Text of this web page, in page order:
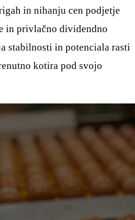
in nihanju cen podjetje
in privlačno dividendno
stabilnosti in potenciala rasti
kotira pod svojo